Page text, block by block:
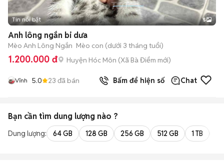
Tin nổi bật 5
Anh lông ngắn bi dưa
Mèo Anh Lông Ngắn Mèo con (dưới 3 tháng tuổi)
1.200.000 đ Huyện Hóc Môn (Xã Bà Điểm mới)
Vĩnh 5.0 23 đã bán Bấm để hiện số Chat
Bạn cần tìm dung lượng nào ?
Dung lượng: 64 GB 128 GB 256 GB 512 GB 1 TB